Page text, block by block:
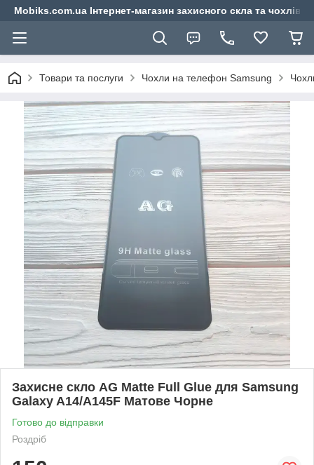
Mobiks.com.ua Інтернет-магазин захисного скла та чохлів
Товари та послуги Чохли на телефон Samsung
Захисне скло AG Matte Full Glue для Samsung
Galaxy A14/A145F Матове Чорне
Готово до відправки
Роздріб